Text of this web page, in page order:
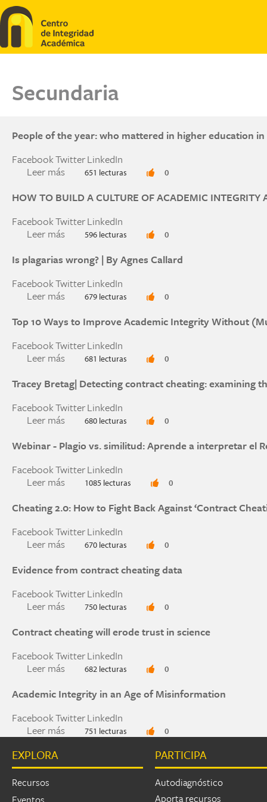
Pasar al contenido principal
Secundaria
People of the year: who mattered in higher education in
FacebookTwitterLinkedIn
Leer más sobre People of the year: who mattered in
651 lecturas 0
HOW TO BUILD A CULTURE OF ACADEMIC INTEGRITY
FacebookTwitterLinkedIn
Leer más sobre HOW TO BUILD A CULTURE OF
596 lecturas 0
Is plagarias wrong? | By Agnes Callard
FacebookTwitterLinkedIn
Leer más sobre Is plagarias wrong? | By Agnes Callard
679 lecturas 0
Top 10 Ways to Improve Academic Integrity Without
FacebookTwitterLinkedIn
Leer más sobre Top 10 Ways to Improve Academic
681 lecturas 0
Tracey Bretag| Detecting contract cheating: examining
FacebookTwitterLinkedIn
Leer más sobre Tracey Bretag| Detecting contract
680 lecturas 0
Webinar - Plagio vs. similitud: Aprende a interpretar el
FacebookTwitterLinkedIn
Leer más sobre Webinar - Plagio vs. similitud: Aprende
1085 lecturas 0
Cheating 2.0: How to Fight Back Against ‘Contract
FacebookTwitterLinkedIn
Leer más sobre Cheating 2.0: How to Fight Back Against
670 lecturas 0
Evidence from contract cheating data
FacebookTwitterLinkedIn
Leer más sobre Evidence from contract cheating data
750 lecturas 0
Contract cheating will erode trust in science
FacebookTwitterLinkedIn
Leer más sobre Contract cheating will erode trust in
682 lecturas 0
Academic Integrity in an Age of Misinformation
FacebookTwitterLinkedIn
Leer más sobre Academic Integrity in an Age of
751 lecturas 0
Páginas
EXPLORA
Recursos
PARTICIPA
Autodiagnóstico
Aporta recursos